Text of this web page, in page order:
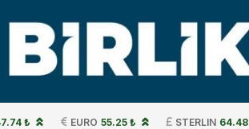
₺ EURO 55.25 ₺ STERLIN